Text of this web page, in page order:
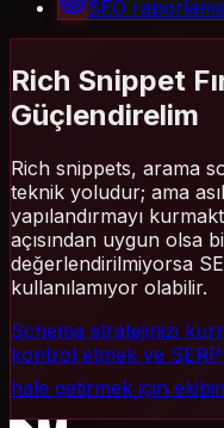
SEO raporlama
Rich Snippet
Güçlendirelim
Rich snippets, arama
teknik yoludur; ama
yapılandırmayı
açısından uygun olsa
değerlendirilmiyorsa
kullanılamıyor olabilir.
Schema stratejinizi
kontrol etmek ve
hale getirmek için